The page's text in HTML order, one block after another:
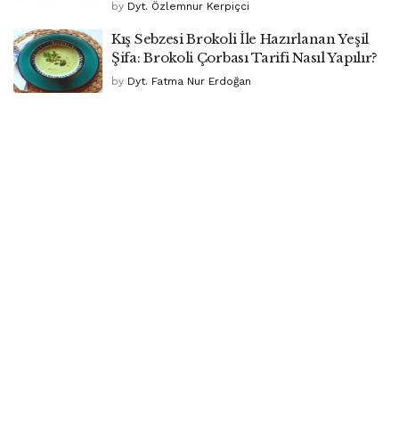
by Dyt. Özlemnur Kerpiçci
Kış Sebzesi Brokoli İle Hazırlanan Yeşil
Şifa: Brokoli Çorbası Tarifi Nasıl Yapılır?
by Dyt. Fatma Nur Erdoğan